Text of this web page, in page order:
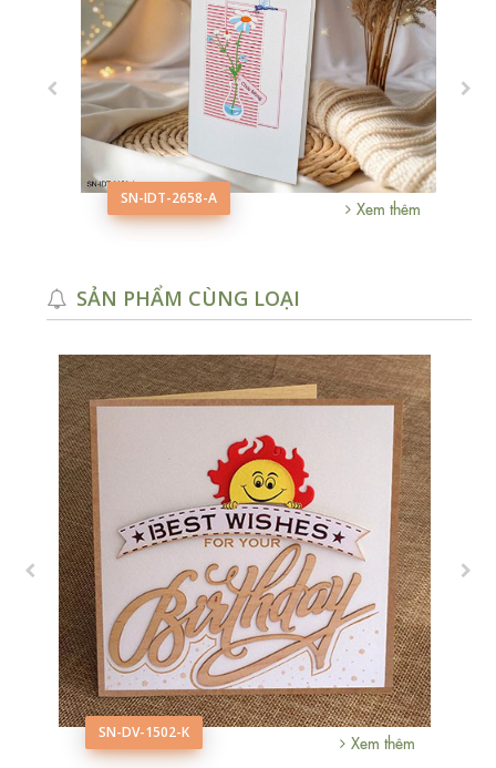
SN-IDT-2658-A Xem thêm
SẢN PHẨM CÙNG LOẠI
SN-DV-1502-K Xem thêm